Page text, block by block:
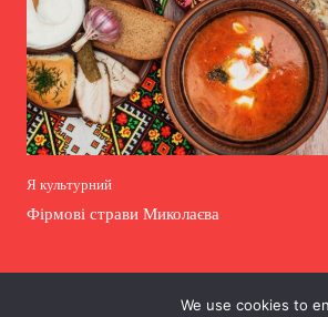
Я культурний
Фірмові страви Миколаєва
We use cookies to